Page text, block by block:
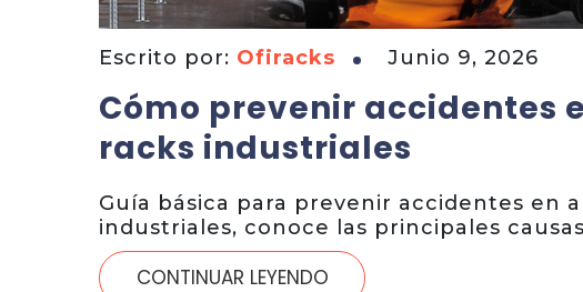
Escrito por: Ofiracks Junio 9, 2026
Cómo prevenir accidentes
racks industriales
Guía básica para prevenir accidentes en
industriales, conoce las principales
CONTINUAR LEYENDO